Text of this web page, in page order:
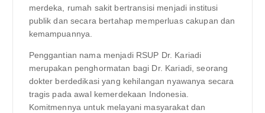
merdeka, rumah sakit bertransisi menjadi institusi
publik dan secara bertahap memperluas cakupan dan
kemampuannya.
Penggantian nama menjadi RSUP Dr. Kariadi
merupakan penghormatan bagi Dr. Kariadi, seorang
dokter berdedikasi yang kehilangan nyawanya secara
tragis pada awal kemerdekaan Indonesia.
Komitmennya untuk melayani masyarakat dan